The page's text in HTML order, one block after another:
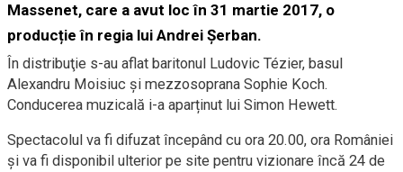
Massenet, care a avut loc în 31 martie 2017, o
producție în regia lui Andrei Șerban.
În distribuţie s-au aflat baritonul Ludovic Tézier, basul
Alexandru Moisiuc și mezzosoprana Sophie Koch.
Conducerea muzicală i-a aparținut lui Simon Hewett.
Spectacolul va fi difuzat începând cu ora 20.00, ora României
și va fi disponibil ulterior pe site pentru vizionare încă 24 de